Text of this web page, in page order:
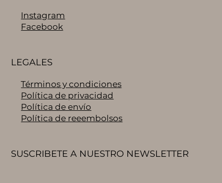
SUSCRIBETE A NUESTRO NEWSLETTER
Instagram
Facebook
LEGALES
Términos y condiciones
Política de privacidad
Política de envío
Política de reeembolsos